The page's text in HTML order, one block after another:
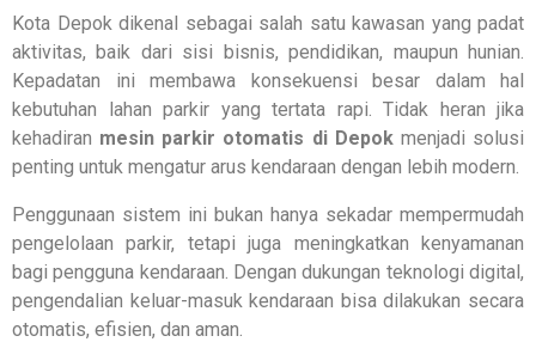
Kota Depok dikenal sebagai salah satu kawasan yang padat
aktivitas, baik dari sisi bisnis, pendidikan, maupun hunian.
Kepadatan ini membawa konsekuensi besar dalam hal
kebutuhan lahan parkir yang tertata rapi. Tidak heran jika
kehadiran mesin parkir otomatis di Depokmenjadi solusi
penting untuk mengatur arus kendaraan dengan lebih modern.
Penggunaan sistem ini bukan hanya sekadar mempermudah
pengelolaan parkir, tetapi juga meningkatkan kenyamanan
bagi pengguna kendaraan. Dengan dukungan teknologi digital,
pengendalian keluar-masuk kendaraan bisa dilakukan secara
otomatis, efisien, dan aman.